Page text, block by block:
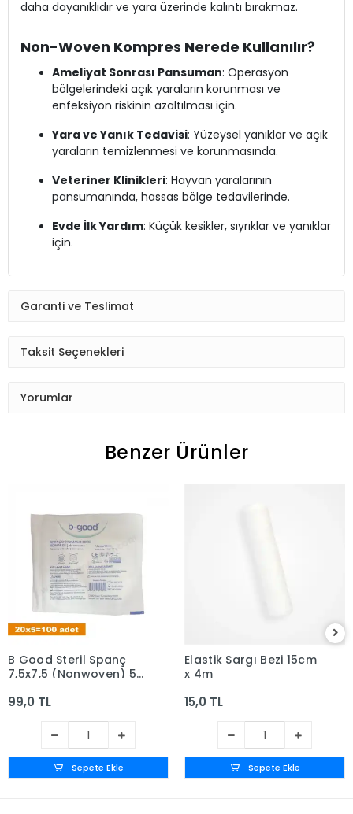
daha dayanıklıdır ve yara üzerinde kalıntı bırakmaz.
Non-Woven Kompres Nerede Kullanılır?
Ameliyat Sonrası Pansuman: Operasyon
bölgelerindeki açık yaraların korunması ve
enfeksiyon riskinin azaltılması için.
Yara ve Yanık Tedavisi: Yüzeysel yanıklar ve açık
yaraların temizlenmesi ve korunmasında.
Veteriner Klinikleri: Hayvan yaralarının
pansumanında, hassas bölge tedavilerinde.
Evde İlk Yardım: Küçük kesikler, sıyrıklar ve yanıklar
için.
Garanti ve Teslimat
Taksit Seçenekleri
Yorumlar
Benzer Ürünler
B Good Steril Spanç
7,5x7,5 (Nonwoven) 5'li
99,0 TL
Sepete Ekle
Elastik Sargı Bezi 15cm
x 4m
15,0 TL
Sepete Ekle